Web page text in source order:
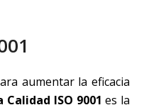
aumentar la eficacia
Calidad ISO 9001 es la